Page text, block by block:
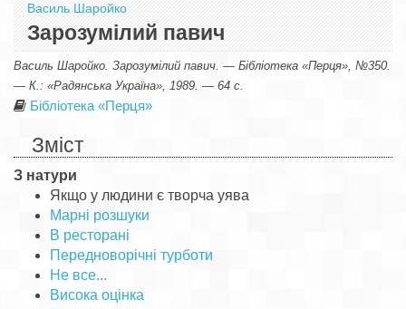
Василь Шаройко
Зарозумілий павич
Василь Шаройко. Зарозумілий павич. — Бібліотека «Перця», №350.
— К.: «Радянська Україна», 1989. — 64 с.
Бібліотека «Перця»
Зміст
З натури
Якщо у людини є творча уява
Марні розшуки
В ресторані
Передноворічні турботи
Не все...
Висока оцінка